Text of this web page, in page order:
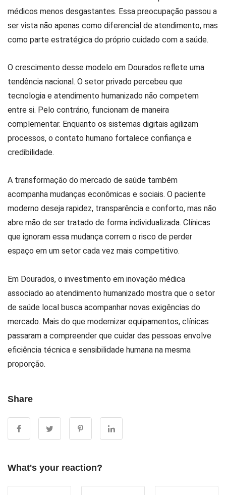
médicos menos desgastantes. Essa preocupação passou a
ser vista não apenas como diferencial de atendimento, mas
como parte estratégica do próprio cuidado com a saúde.
O crescimento desse modelo em Dourados reflete uma
tendência nacional. O setor privado percebeu que
tecnologia e atendimento humanizado não competem
entre si. Pelo contrário, funcionam de maneira
complementar. Enquanto os sistemas digitais agilizam
processos, o contato humano fortalece confiança e
credibilidade.
A transformação do mercado de saúde também
acompanha mudanças econômicas e sociais. O paciente
moderno deseja rapidez, transparência e conforto, mas não
abre mão de ser tratado de forma individualizada. Clínicas
que ignoram essa mudança correm o risco de perder
espaço em um setor cada vez mais competitivo.
Em Dourados, o investimento em inovação médica
associado ao atendimento humanizado mostra que o setor
de saúde local busca acompanhar novas exigências do
mercado. Mais do que modernizar equipamentos, clínicas
passaram a compreender que cuidar das pessoas envolve
eficiência técnica e sensibilidade humana na mesma
proporção.
Share
What's your reaction?